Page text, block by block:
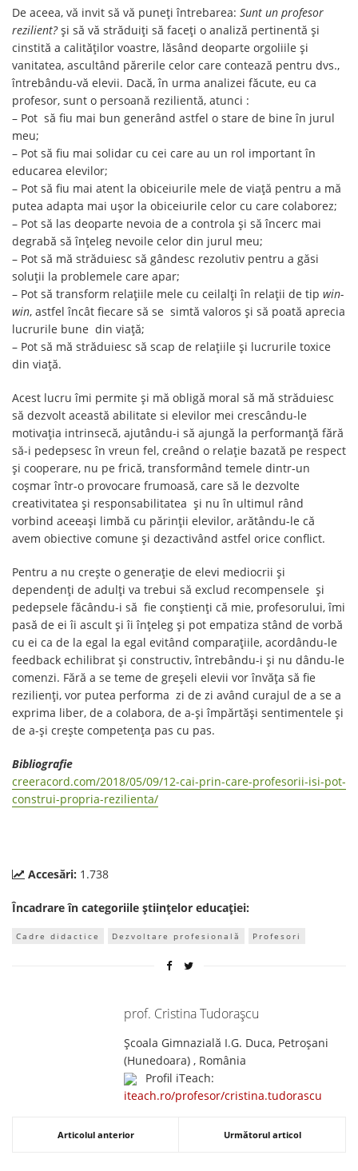
De aceea, vă invit să vă puneți întrebarea: Sunt un profesor
rezilient?și să vă străduiți să faceți o analiză pertinentă și
cinstită a calităților voastre, lăsând deoparte orgoliile și
vanitatea, ascultând părerile celor care contează pentru dvs.,
întrebându-vă elevii. Dacă, în urma analizei făcute, eu ca
profesor, sunt o persoană rezilientă, atunci :
– Pot să fiu mai bun generând astfel o stare de bine în jurul
meu;
– Pot să fiu mai solidar cu cei care au un rol important în
educarea elevilor;
– Pot să fiu mai atent la obiceiurile mele de viață pentru a mă
putea adapta mai ușor la obiceiurile celor cu care colaborez;
– Pot să las deoparte nevoia de a controla și să încerc mai
degrabă să înțeleg nevoile celor din jurul meu;
– Pot să mă străduiesc să gândesc rezolutiv pentru a găsi
soluții la problemele care apar;
– Pot să transform relațiile mele cu ceilalți în relații de tip win-
win, astfel încât fiecare să se simtă valoros și să poată aprecia
lucrurile bune din viață;
– Pot să mă străduiesc să scap de relațiile și lucrurile toxice
din viață.
Acest lucru îmi permite și mă obligă moral să mă străduiesc
să dezvolt această abilitate si elevilor mei crescându-le
motivația intrinsecă, ajutându-i să ajungă la performanță fără
să-i pedepsesc în vreun fel, creând o relație bazată pe respect
și cooperare, nu pe frică, transformând temele dintr-un
coșmar într-o provocare frumoasă, care să le dezvolte
creativitatea și responsabilitatea și nu în ultimul rând
vorbind aceeași limbă cu părinții elevilor, arătându-le că
avem obiective comune și dezactivând astfel orice conflict.
Pentru a nu crește o generație de elevi mediocrii și
dependenți de adulți va trebui să exclud recompensele și
pedepsele făcându-i să fie conștienți că mie, profesorului, îmi
pasă de ei îi ascult și îi înțeleg și pot empatiza stând de vorbă
cu ei ca de la egal la egal evitând comparațiile, acordându-le
feedback echilibrat și constructiv, întrebându-i și nu dându-le
comenzi. Fără a se teme de greșeli elevii vor învăța să fie
rezilienți, vor putea performa zi de zi având curajul de a se a
exprima liber, de a colabora, de a-și împărtăși sentimentele și
de a-și crește competența pas cu pas.
Bibliografie
creeracord.com/2018/05/09/12-cai-prin-care-profesorii-isi-pot-
construi-propria-rezilienta/
Accesări: 1.738
Încadrare în categoriile științelor educației:
Cadre didactice Dezvoltare profesională Profesori
prof. Cristina Tudorașcu
Școala Gimnazială I.G. Duca, Petroșani
(Hunedoara) , România
Profil iTeach:
iteach.ro/profesor/cristina.tudorascu
Articolul anterior Următorul articol